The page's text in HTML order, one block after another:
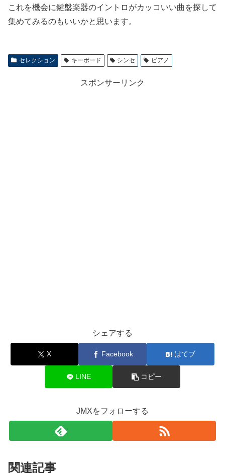
これを機会に鍵盤楽器のイントロがカッコいい曲を探して
集めてみるのもいいかと思います。
セレクション キーボード シンセ ピアノ
スポンサーリンク
シェアする
X Facebook はてブ
LINE コピー
JMXをフォローする
関連記事